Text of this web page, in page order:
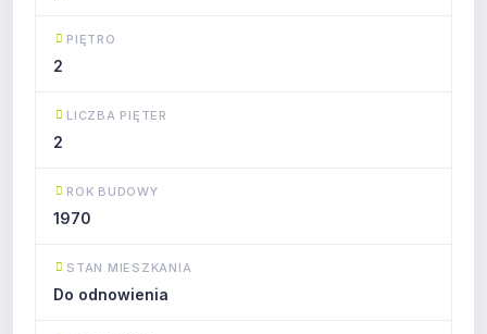
PIĘTRO
2
LICZBA PIĘTER
2
ROK BUDOWY
1970
STAN MIESZKANIA
Do odnowienia